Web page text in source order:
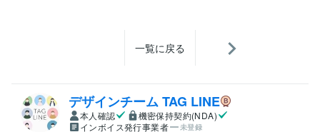
一覧に戻る
デザインチーム TAG LINE
本人確認
機密保持契約(NDA)
インボイス発行事業者
未登録